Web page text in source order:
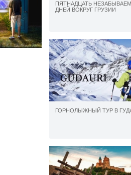
ПЯТНАДЦАТЬ
ДНЕЙ ВОКРУГ ГРУЗИИ
ГОРНОЛЫЖНЫЙ ТУР В